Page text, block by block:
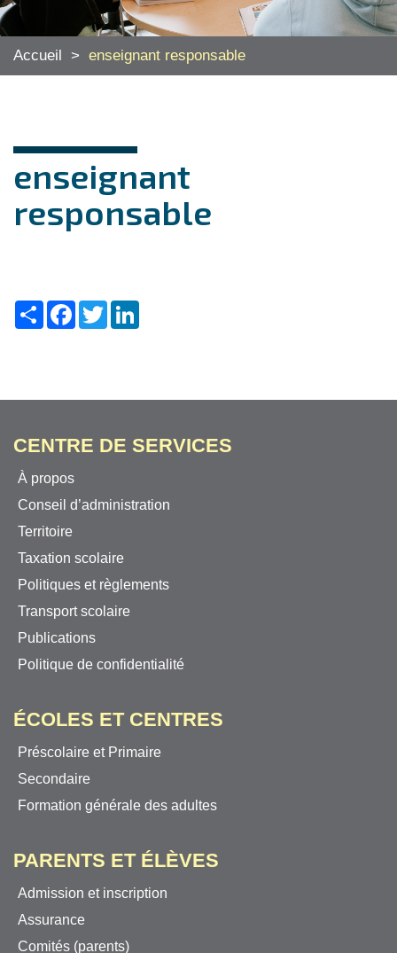
Accueil > enseignant responsable
enseignant
responsable
ShareFacebook
Twitter
CENTRE DE SERVICES
À propos
Conseil d’administration
Territoire
Taxation scolaire
Politiques et règlements
Transport scolaire
Publications
Politique de confidentialité
ÉCOLES ET CENTRES
Préscolaire et Primaire
Secondaire
Formation générale des adultes
PARENTS ET ÉLÈVES
Admission et inscription
Assurance
Comités (parents)